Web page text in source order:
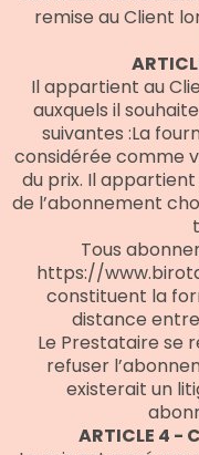
remise au Client
Il appartient au
auxquels il
suivantes :La
considérée comme
du prix. Il
de l’abonnement
Tous
https://
constituent la
distance
Le Prestataire se
refuser
existerait un
ARTICLE 4